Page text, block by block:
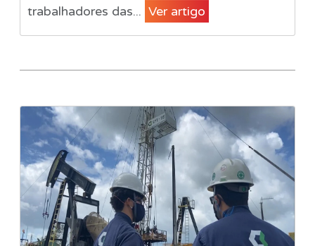
trabalhadores das... Ver artigo